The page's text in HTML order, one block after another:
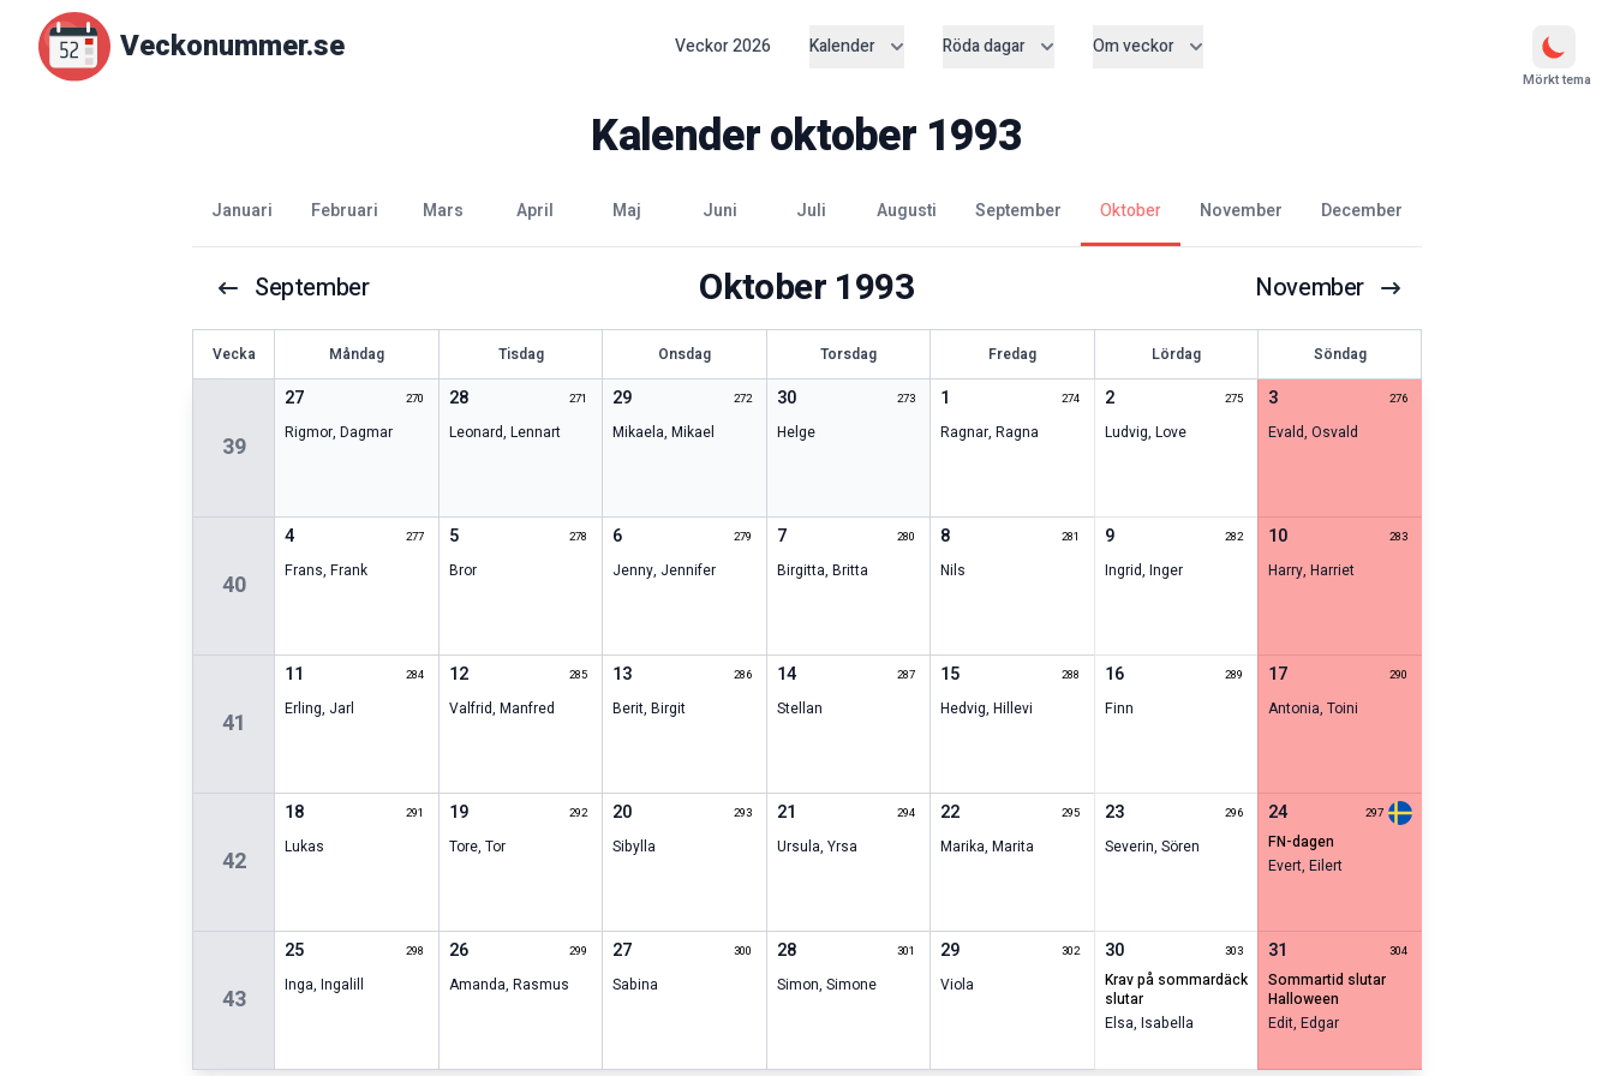
Veckonummer.se Veckor2026 Kalender Röda dagar Om veckor
Mörkt tema
Kalenderoktober 1993
januari februari mars april maj juni juli augusti september oktober november december
September Oktober 1993 November
Vecka Måndag Tisdag Onsdag Torsdag Fredag Lördag Söndag
39
27 270
Rigmor,Dagmar
28 271
Leonard, Lennart
29 272
Mikaela,Mikael
30 273
Helge
1 274
Ragnar,Ragna
2 275
Ludvig, Love
3 276
Evald,Osvald
40
4 277
Frans,Frank
5 278
Bror
6 279
Jenny, Jennifer
7 280
Birgitta, Britta
8 281
Nils
9 282
Ingrid, Inger
10 283
Harry,Harriet
41
11 284
Erling, Jarl
12 285
Valfrid, Manfred
13 286
Berit,Birgit
14 287
Stellan
15 288
Hedvig,Hillevi
16 289
Finn
17 290
Antonia,Toini
42
18 291
Lukas
19 292
Tore, Tor
20 293
Sibylla
21 294
Ursula, Yrsa
22 295
Marika,Marita
23 296
Severin, Sören
24 297
FN-dagen
Evert,Eilert
43
25 298
Inga,Ingalill
26 299
Amanda, Rasmus
27 300
Sabina
28 301
Simon, Simone
29 302
Viola
30 303
krav på sommardäck
slutar
Elsa, Isabella
31 304
sommartid slutar
halloween
Edit,Edgar